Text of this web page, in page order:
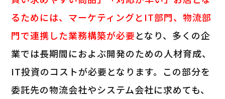
るためには、マーケティングとIT部門、物流部
門で連携した業務構築が必要となり、多くの企
業では長期間におよぶ開発のための人材育成、
IT投資のコストが必要となります。この部分を
委託先の物流会社やシステム会社に求めても、